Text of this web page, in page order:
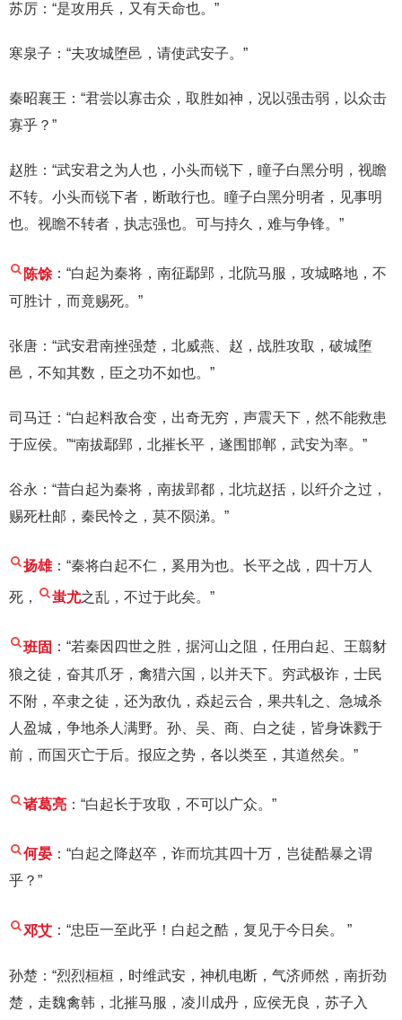
苏厉：“是攻用兵，又有天命也。”
寒泉子：“夫攻城堕邑，请使武安子。”
秦昭襄王：“君尝以寡击众，取胜如神，况以强击弱，以众击
寡乎？”
赵胜：“武安君之为人也，小头而锐下，瞳子白黑分明，视瞻
不转。小头而锐下者，断敢行也。瞳子白黑分明者，见事明
也。视瞻不转者，执志强也。可与持久，难与争锋。”
陈馀 ：“白起为秦将，南征鄢郢，北阬马服，攻城略地，不
可胜计，而竟赐死。”
张唐：“武安君南挫强楚，北威燕、赵，战胜攻取，破城堕
邑，不知其数，臣之功不如也。”
司马迁：“白起料敌合变，出奇无穷，声震天下，然不能救患
于应侯。”“南拔鄢郢，北摧长平，遂围邯郸，武安为率。”
谷永：“昔白起为秦将，南拔郢都，北坑赵括，以纤介之过，
赐死杜邮，秦民怜之，莫不陨涕。”
扬雄：“秦将白起不仁，奚用为也。长平之战，四十万人
死， 蚩尤之乱，不过于此矣。”
班固 ：“若秦因四世之胜，据河山之阻，任用白起、王翦豺
狼之徒，奋其爪牙，禽猎六国，以并天下。穷武极诈，士民
不附，卒隶之徒，还为敌仇，猋起云合，果共轧之、急城杀
人盈城，争地杀人满野。孙、吴、商、白之徒，皆身诛戮于
前，而国灭亡于后。报应之势，各以类至，其道然矣。”
诸葛亮 ：“白起长于攻取，不可以广众。”
何晏 ：“白起之降赵卒，诈而坑其四十万，岂徒酷暴之谓
乎？”
邓艾 ：“忠臣一至此乎！白起之酷，复见于今日矣。 ”
孙楚：“烈烈桓桓，时维武安，神机电断，气济师然，南折劲
楚，走魏禽韩，北摧马服，凌川成丹，应侯无良，苏子入